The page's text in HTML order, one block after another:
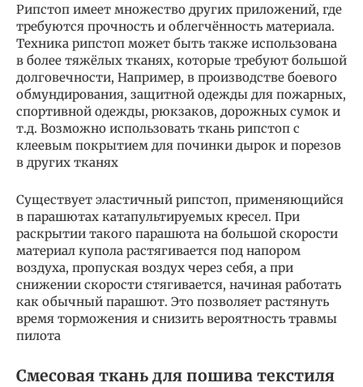
Рипстоп имеет множество других приложений, где
требуются прочность и облегчённость материала.
Техника рипстоп может быть также использована
в более тяжёлых тканях, которые требуют большой
долговечности, Например, в производстве боевого
обмундирования, защитной одежды для пожарных,
спортивной одежды, рюкзаков, дорожных сумок и
т.д. Возможно использовать ткань рипстоп с
клеевым покрытием для починки дырок и порезов
в других тканях
Существует эластичный рипстоп, применяющийся
в парашютах катапультируемых кресел. При
раскрытии такого парашюта на большой скорости
материал купола растягивается под напором
воздуха, пропуская воздух через себя, а при
снижении скорости стягивается, начиная работать
как обычный парашют. Это позволяет растянуть
время торможения и снизить вероятность травмы
пилота
Смесовая ткань для пошива текстиля